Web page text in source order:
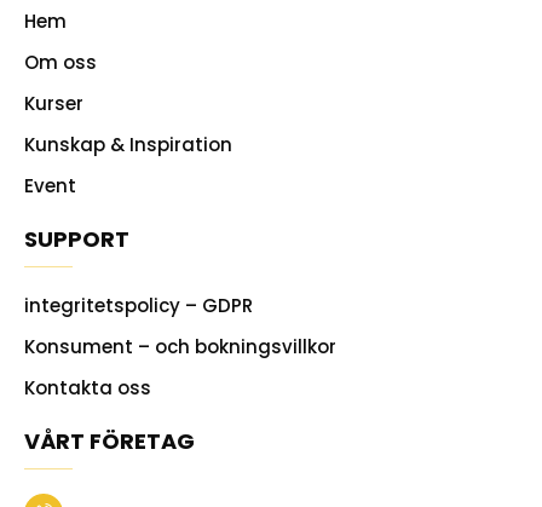
Hem
Om oss
Kurser
Kunskap & Inspiration
Event
SUPPORT
integritetspolicy – GDPR
Konsument – och bokningsvillkor
Kontakta oss
VÅRT FÖRETAG